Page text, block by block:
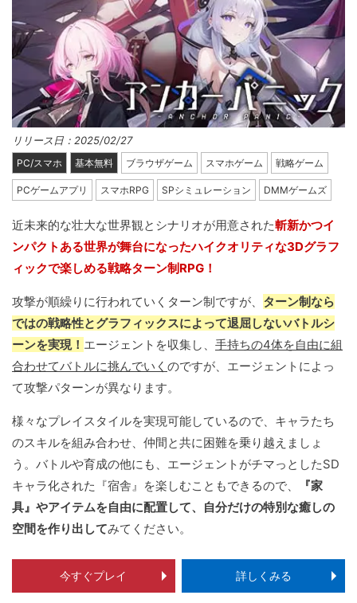
リリース日：2025/02/27
PC/スマホ 基本無料 ブラウザゲーム スマホゲーム 戦略ゲーム
PCゲームアプリ スマホRPG SPシミュレーション DMMゲームズ
近未来的な壮大な世界観とシナリオが用意された斬新かつイ
ンパクトある世界が舞台になったハイクオリティな3Ⅾグラフ
ィックで楽しめる戦略ターン制RPG！
攻撃が順繰りに行われていくターン制ですが、 ターン制なら
ではの戦略性とグラフィックスによって退屈しないバトルシ
ーンを実現！ エージェントを収集し、 手持ちの4体を自由に組
合わせてバトルに挑んでいく のですが、エージェントによっ
て攻撃パターンが異なります。
様々なプレイスタイルを実現可能しているので、キャラたち
のスキルを組み合わせ、仲間と共に困難を乗り越えましょ
う。バトルや育成の他にも、エージェントがチマっとしたSD
キャラ化された『宿舎』を楽しむこともできるので、
『家
具』やアイテムを自由に配置して、自分だけの特別な癒しの
空間を作り出してみてください。
今すぐプレイ 詳しくみる